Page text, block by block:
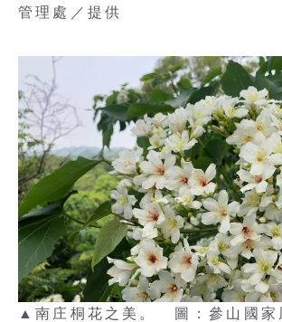
管理處／提供
▲南庄桐花之美。 圖：參山國家